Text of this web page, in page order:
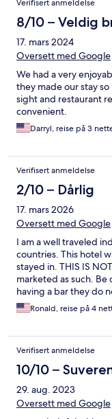
Verifisert anmeldelse
8/10 – Veldig
17. mars 2024
Oversett med Google
We had a very
they made our stay
sight and restaurant
convenient.
Darryl, reise på 3
Verifisert anmeldelse
2/10 – Dårlig
17. mars 2026
Oversett med Google
I am a well traveled
countries. This hotel
stayed in. THIS IS
marketed as such.
having a bar they do
returned to our room
a 10 year old or so
property!
Ronald, reise på 4
Verifisert anmeldelse
10/10 –
29. aug. 2023
Oversett med Google